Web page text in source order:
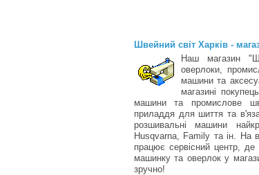
Швейний світ Харків -
Наш магазин
оверлоки,
машини та
магазині
машини та промислове
приладдя для шиття та
розшивальні машини
Husqvarna, Family та ін. На
працює сервісний центр,
машинку та оверлок у
зручно!